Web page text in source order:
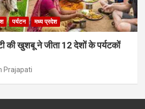
पर्यटन मध्य प्रदेश
की खुशबू ने जीता 12 देशों के पर्यटकों
Prajapati